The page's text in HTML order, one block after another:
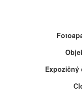
Expozičný